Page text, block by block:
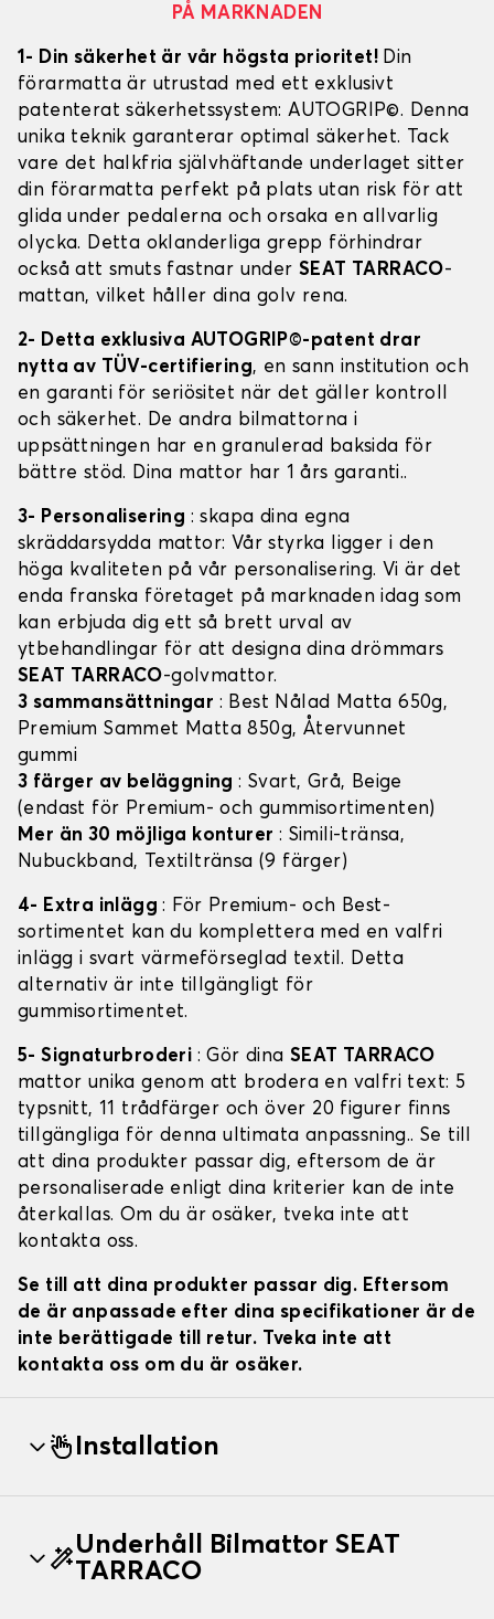
PÅ MARKNADEN
1- Din säkerhet är vår högsta prioritet! Din
förarmatta är utrustad med ett exklusivt
patenterat säkerhetssystem: AUTOGRIP©. Denna
unika teknik garanterar optimal säkerhet. Tack
vare det halkfria självhäftande underlaget sitter
din förarmatta perfekt på plats utan risk för att
glida under pedalerna och orsaka en allvarlig
olycka. Detta oklanderliga grepp förhindrar
också att smuts fastnar under SEAT TARRACO-
mattan, vilket håller dina golv rena.
2- Detta exklusiva AUTOGRIP©-patent drar
nytta av TÜV-certifiering, en sann institution och
en garanti för seriösitet när det gäller kontroll
och säkerhet. De andra bilmattorna i
uppsättningen har en granulerad baksida för
bättre stöd. Dina mattor har 1 års garanti..
3- Personalisering : skapa dina egna
skräddarsydda mattor: Vår styrka ligger i den
höga kvaliteten på vår personalisering. Vi är det
enda franska företaget på marknaden idag som
kan erbjuda dig ett så brett urval av
ytbehandlingar för att designa dina drömmars
SEAT TARRACO-golvmattor.
3 sammansättningar : Best Nålad Matta 650g,
Premium Sammet Matta 850g, Återvunnet
gummi
3 färger av beläggning: Svart, Grå, Beige
(endast för Premium- och gummisortimenten)
Mer än 30 möjliga konturer : Simili-tränsa,
Nubuckband, Textiltränsa (9 färger)
4- Extra inlägg: För Premium- och Best-
sortimentet kan du komplettera med en valfri
inlägg i svart värmeförseglad textil. Detta
alternativ är inte tillgängligt för
gummisortimentet.
5- Signaturbroderi : Gör dinaSEAT TARRACO
mattor unika genom att brodera en valfri text: 5
typsnitt, 11 trådfärger och över 20 figurer finns
tillgängliga för denna ultimata anpassning.. Se till
att dina produkter passar dig, eftersom de är
personaliserade enligt dina kriterier kan de inte
återkallas. Om du är osäker, tveka inte att
kontakta oss.
Se till att dina produkter passar dig. Eftersom
de är anpassade efter dina specifikationer är de
inte berättigade till retur. Tveka inte att
kontakta oss om du är osäker.
Installation
Underhåll Bilmattor SEAT
TARRACO